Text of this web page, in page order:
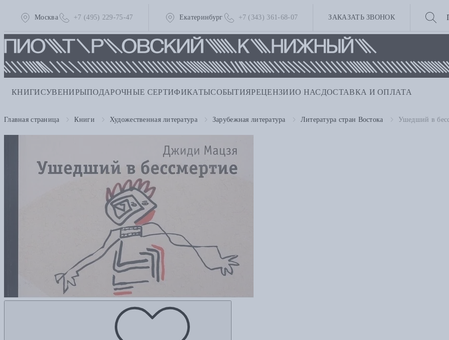
Москва +7 (495) 229-75-47 Екатеринбург +7 (343) 361-68-07 ЗАКАЗАТЬ ЗВОНОК
КНИГИСУВЕНИРЫПОДАРОЧНЫЕ СЕРТИФИКАТЫСОБЫТИЯРЕЦЕНЗИИО НАС ДОСТАВКА И ОПЛАТА
Главная страница Книги Художественная литература Зарубежная литература Литература стран Востока Ушедший в